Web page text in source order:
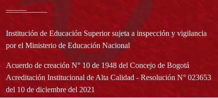
Institución de Educación Superior sujeta a inspección y vigilancia
por el Ministerio de Educación Nacional
Acuerdo de creación N° 10 de 1948 del Concejo de Bogotá
Acreditación Institucional de Alta Calidad - Resolución N° 023653
del 10 de diciembre del 2021